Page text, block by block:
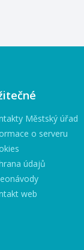
Městský úřad
o serveru
údajů
web